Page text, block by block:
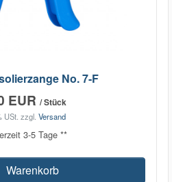
No. 7-F
EUR / Stück
USt. zzgl. Versand
3-5 Tage **
Warenkorb